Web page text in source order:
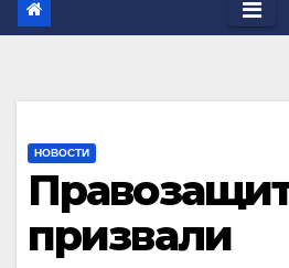
НОВОСТИ
призвали